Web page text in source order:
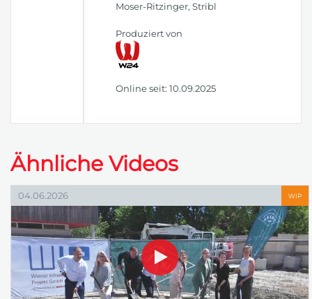
Moser-Ritzinger, Stribl
Produziert von
Online seit: 10.09.2025
Ähnliche Videos
04.06.2026 WIP